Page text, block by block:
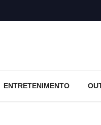
ENTRETENIMENTO